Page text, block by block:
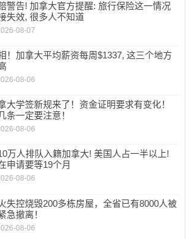
警告! 加拿大官方提醒: 旅行保险这一情况
失效, 很多人不知道
08-07
！加拿大平均薪资每周$1337, 这三个地方
08-06
大学签新规来了！资金证明要求有变化！
条一定要注意！
08-06
万人排队入籍加拿大! 美国人占一半以上!
申请要等19个月
08-06
失控烧毁200多栋房屋，全省已有8000人被
急撤离！
08-06